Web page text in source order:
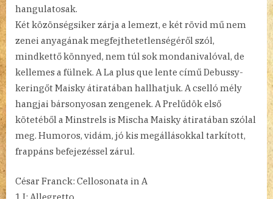
hangulatosak.
Két közönségsiker zárja a lemezt, e két rövid mű nem
zenei anyagának megfejthetetlenségéről szól,
mindkettő könnyed, nem túl sok mondanivalóval, de
kellemes a fülnek. A La plus que lente című Debussy-
keringőt Maisky átiratában hallhatjuk. A cselló mély
hangjai bársonyosan zengenek. A Prelűdök első
kötetéből a Minstrels is Mischa Maisky átiratában szólal
meg. Humoros, vidám, jó kis megállásokkal tarkított,
frappáns befejezéssel zárul.
César Franck: Cellosonata in A